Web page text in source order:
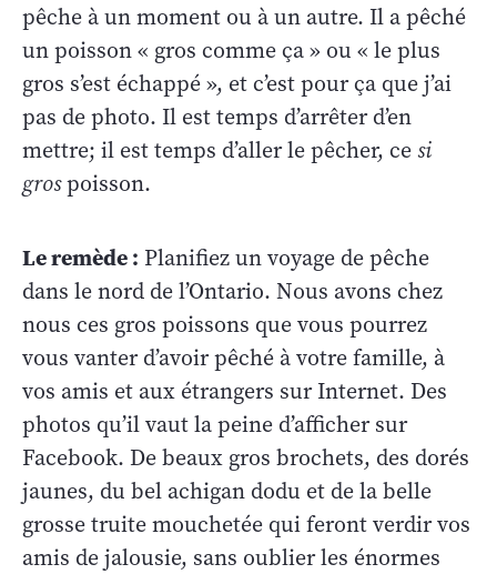
pêche à un moment ou à un autre. Il a pêché
un poisson « gros comme ça » ou « le plus
gros s’est échappé », et c’est pour ça que j’ai
pas de photo. Il est temps d’arrêter d’en
mettre; il est temps d’aller le pêcher, cesi
grospoisson.
Le remède : Planifiez un voyage de pêche
dans le nord de l’Ontario. Nous avons chez
nous ces gros poissons que vous pourrez
vous vanter d’avoir pêché à votre famille, à
vos amis et aux étrangers sur Internet. Des
photos qu’il vaut la peine d’afficher sur
Facebook. De beaux gros brochets, des dorés
jaunes, du bel achigan dodu et de la belle
grosse truite mouchetée qui feront verdir vos
amis de jalousie, sans oublier les énormes